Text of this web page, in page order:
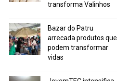
transforma Valinhos
Bazar do Patru
arrecada produtos que
podem transformar
vidas